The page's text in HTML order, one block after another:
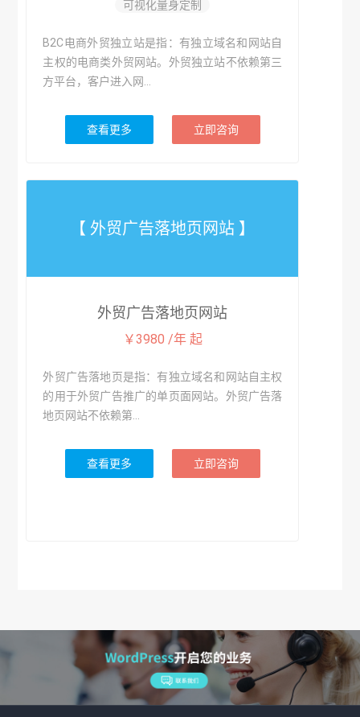
可视化量身定制
B2C电商外贸独立站是指：有独立域名和网站自
主权的电商类外贸网站。外贸独立站不依赖第三
方平台，客户进入网...
查看更多 立即咨询
【 外贸广告落地页网站 】
外贸广告落地页网站
￥3980 /年 起
外贸广告落地页是指：有独立域名和网站自主权
的用于外贸广告推广的单页面网站。外贸广告落
地页网站不依赖第...
查看更多 立即咨询